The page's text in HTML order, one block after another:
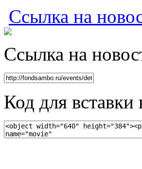
Ссылка на
Ссылка на
Код для вставки